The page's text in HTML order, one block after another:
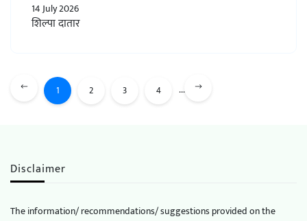
14 July 2026
शिल्पा दातार
1 2 3 4 ...
Disclaimer
The information/ recommendations/ suggestions provided on the